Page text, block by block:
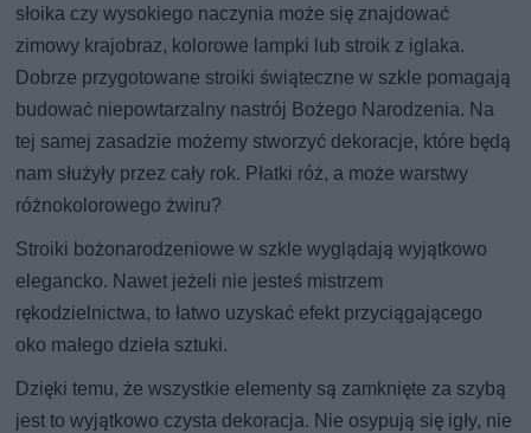
słoika czy wysokiego naczynia może się znajdować
zimowy krajobraz, kolorowe lampki lub stroik z iglaka.
Dobrze przygotowane stroiki świąteczne w szkle pomagają
budować niepowtarzalny nastrój Bożego Narodzenia. Na
tej samej zasadzie możemy stworzyć dekoracje, które będą
nam służyły przez cały rok. Płatki róż, a może warstwy
różnokolorowego żwiru?
Stroiki bożonarodzeniowe w szkle wyglądają wyjątkowo
elegancko. Nawet jeżeli nie jesteś mistrzem
rękodzielnictwa, to łatwo uzyskać efekt przyciągającego
oko małego dzieła sztuki.
Dzięki temu, że wszystkie elementy są zamknięte za szybą
jest to wyjątkowo czysta dekoracja. Nie osypują się igły, nie